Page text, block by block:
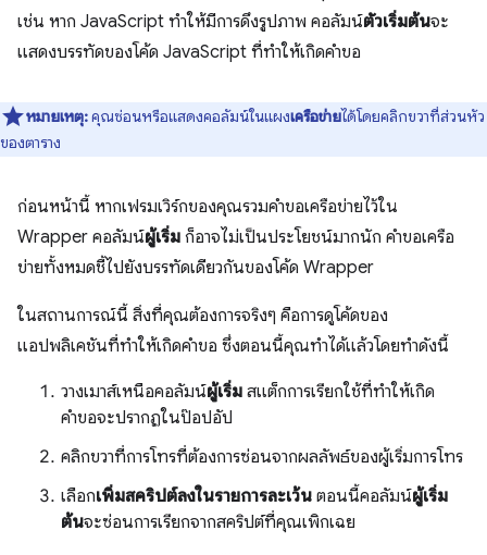
เช่น หาก JavaScript ทำให้มีการดึงรูปภาพ คอลัมน์ตัวเริ่มต้นจะ
แสดงบรรทัดของโค้ด JavaScript ที่ทำให้เกิดคำขอ
หมายเหตุ:คุณซ่อนหรือแสดงคอลัมน์ในแผงเครือข่ายได้โดยคลิกขวาที่ส่วนหัว
ของตาราง
ก่อนหน้านี้ หากเฟรมเวิร์กของคุณรวมคำขอเครือข่ายไว้ใน
Wrapper คอลัมน์ผู้เริ่ม ก็อาจไม่เป็นประโยชน์มากนัก คำขอเครือ
ข่ายทั้งหมดชี้ไปยังบรรทัดเดียวกันของโค้ด Wrapper
ในสถานการณ์นี้ สิ่งที่คุณต้องการจริงๆ คือการดูโค้ดของ
แอปพลิเคชันที่ทำให้เกิดคำขอ ซึ่งตอนนี้คุณทำได้แล้วโดยทำดังนี้
วางเมาส์เหนือคอลัมน์ผู้เริ่ม สแต็กการเรียกใช้ที่ทำให้เกิด
คำขอจะปรากฏในป๊อปอัป
คลิกขวาที่การโทรที่ต้องการซ่อนจากผลลัพธ์ของผู้เริ่มการโทร
เลือกเพิ่มสคริปต์ลงในรายการละเว้น ตอนนี้คอลัมน์ผู้เริ่ม
ต้นจะซ่อนการเรียกจากสคริปต์ที่คุณเพิกเฉย